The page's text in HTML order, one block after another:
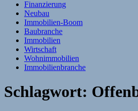
Finanzierung
Neubau
Immobilien-Boom
Baubranche
Immobilien
Wirtschaft
Wohnimmobilien
Immobilienbranche
Schlagwort: